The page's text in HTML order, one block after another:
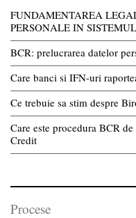
FUNDAMENTAREA
PERSONALE IN
BCR: prelucrarea datelor
Care banci si IFN-uri
Ce trebuie sa stim despre
Care este procedura BCR
Credit
Procese